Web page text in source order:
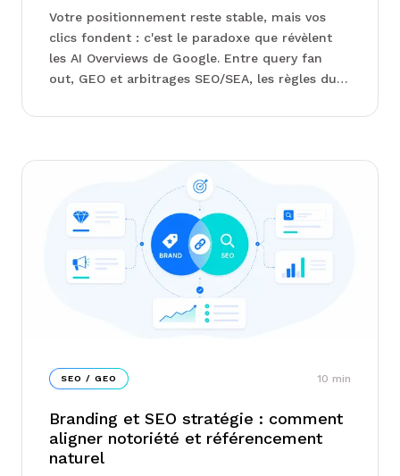
Votre positionnement reste stable, mais vos
clics fondent : c'est le paradoxe que révèlent
les AI Overviews de Google. Entre query fan
out, GEO et arbitrages SEO/SEA, les règles du
Search Console
SEO / GEO 10 min
Branding et SEO stratégie : comment
aligner notoriété et référencement
naturel